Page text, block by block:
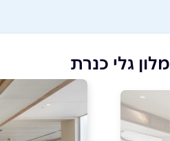
מלון גלי כנרת